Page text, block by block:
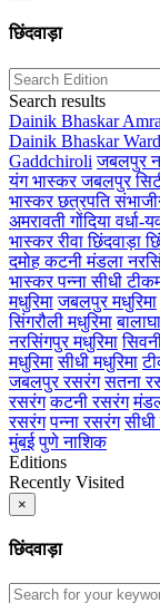
छिंदवाड़ा
Search results
Dainik Bhaskar
Dainik Bhaskar
Gaddchiroli जबलपुर
यंग भास्करजबलपुर
भास्करछत्रपति
अमरावतीगोंदियावर्धा-
भास्कररीवाछिंदवाड़ा
दमोहकटनीमंडला
भास्करपन्नासीधी
मधुरिमा जबलपुर मधुरिमा
सिंगरौली मधुरिमा
नरसिंगपुर मधुरिमा
मधुरिमा सीधी मधुरिमा
जबलपुर रसरंग सतना
रसरंग कटनी रसरंग
रसरंग पन्ना रसरंग
मुंबई पुणेनाशिक
Editions
Recently Visited
×
छिंदवाड़ा